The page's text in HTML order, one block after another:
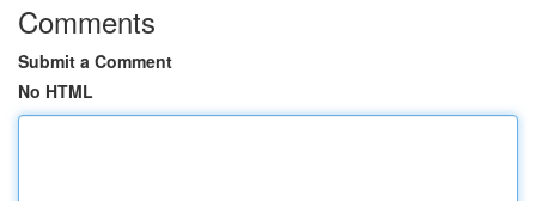
Comments
Submit a Comment
No HTML